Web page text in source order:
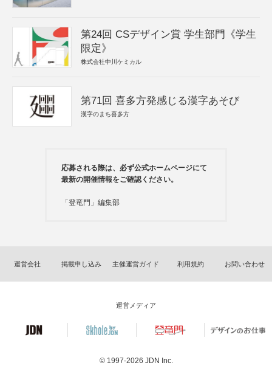
第24回 CSデザイン賞 学生部門《学生
限定》
株式会社中川ケミカル
第71回 喜多方発感じる漢字あそび
漢字のまち喜多方
応募される際は、必ず公式ホームページにて
最新の開催情報をご確認ください。
「登竜門」編集部
運営会社 掲載申し込み 主催運営ガイド 利用規約 お問い合わせ
運営メディア
© 1997-2026 JDN Inc.